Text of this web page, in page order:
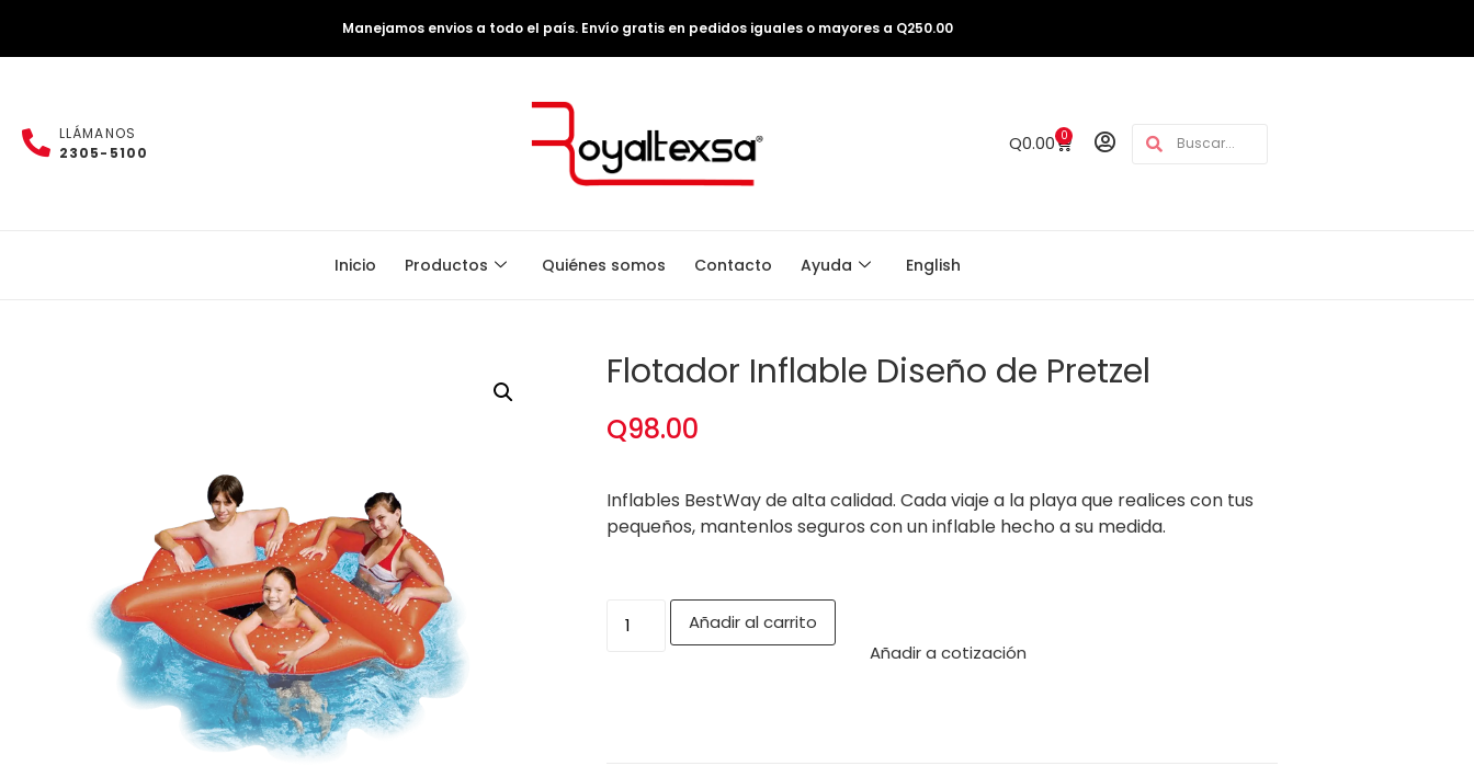
Manejamos envios a todo el país. Envío gratis en pedidos iguales o mayores a Q250.00
LLÁMANOS
2305-5100
Q0.00 0
Inicio Productos Quiénes somos Contacto Ayuda English
Flotador Inflable Diseño de Pretzel
Q98.00
Inflables BestWay de alta calidad. Cada viaje a la playa que realices con tus
pequeños, mantenlos seguros con un inflable hecho a su medida.
Añadir al carrito
Añadir a cotización